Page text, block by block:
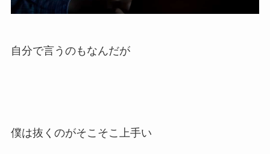
自分で言うのもなんだが
僕は抜くのがそこそこ上手い